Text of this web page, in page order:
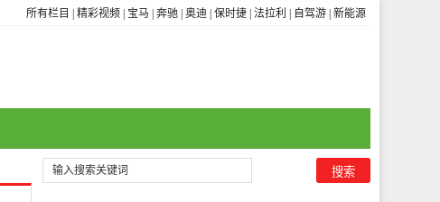
所有栏目 精彩视频 宝马 奔驰 奥迪 保时捷 法拉利 自驾游 新能源